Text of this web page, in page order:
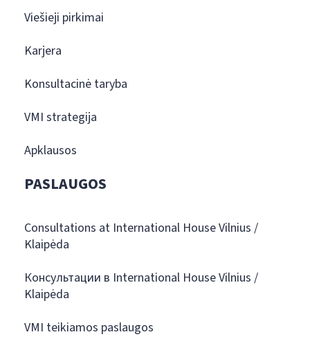
Viešieji pirkimai
Karjera
Konsultacinė taryba
VMI strategija
Apklausos
PASLAUGOS
Consultations at International House Vilnius /
Klaipėda
Консультации в International House Vilnius /
Klaipėda
VMI teikiamos paslaugos